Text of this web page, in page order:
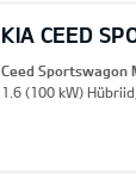
KIA CEED
Ceed Sportswagon
1.6 (100 kW)